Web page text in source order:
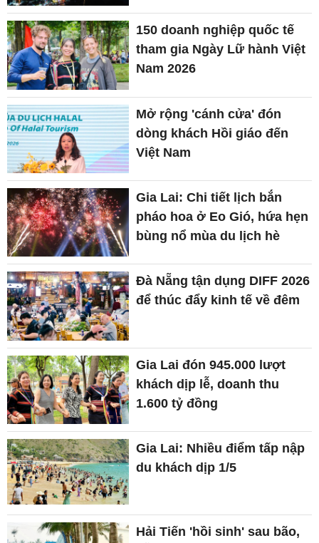
150 doanh nghiệp quốc tế
tham gia Ngày Lữ hành Việt
Nam 2026
Mở rộng 'cánh cửa' đón
dòng khách Hồi giáo đến
Việt Nam
Gia Lai: Chi tiết lịch bắn
pháo hoa ở Eo Gió, hứa hẹn
bùng nổ mùa du lịch hè
Đà Nẵng tận dụng DIFF 2026
để thúc đẩy kinh tế về đêm
Gia Lai đón 945.000 lượt
khách dịp lễ, doanh thu
1.600 tỷ đồng
Gia Lai: Nhiều điểm tấp nập
du khách dịp 1/5
Hải Tiến 'hồi sinh' sau bão,